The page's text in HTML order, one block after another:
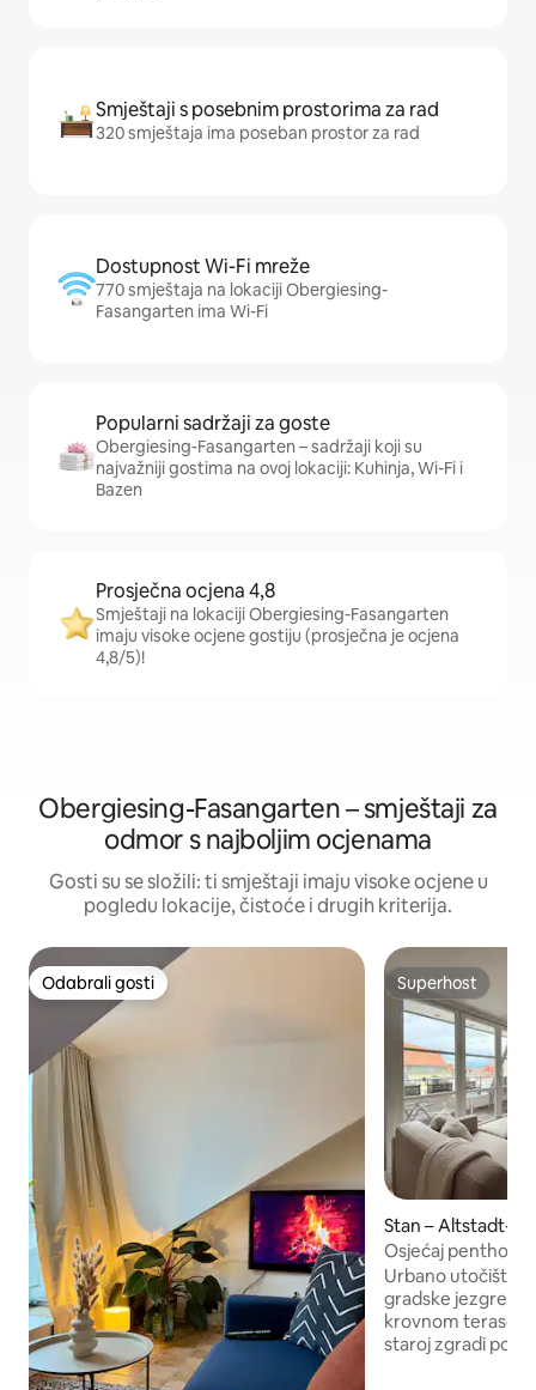
Smještaji s posebnim prostorima za rad
320 smještaja ima poseban prostor za rad
Dostupnost Wi-Fi mreže
770 smještaja na lokaciji Obergiesing-
Fasangarten ima Wi-Fi
Popularni sadržaji za goste
Obergiesing-Fasangarten – sadržaji koji su
najvažniji gostima na ovoj lokaciji: Kuhinja, Wi-Fi i
Bazen
Prosječna ocjena 4,8
Smještaji na lokaciji Obergiesing-Fasangarten
imaju visoke ocjene gostiju (prosječna je ocjena
4,8/5)!
Obergiesing-Fasangarten – smještaji za
odmor s najboljim ocjenama
Gosti su se složili: ti smještaji imaju visoke ocjene u
pogledu lokacije, čistoće i drugih kriterija.
Odabrali gosti
Odabrali gosti Superhost
Superhost
Stan – Altstadt-
Osjećaj
Urbano utočište
gradske jezgre
krovnom terasom
staroj zgradi pod